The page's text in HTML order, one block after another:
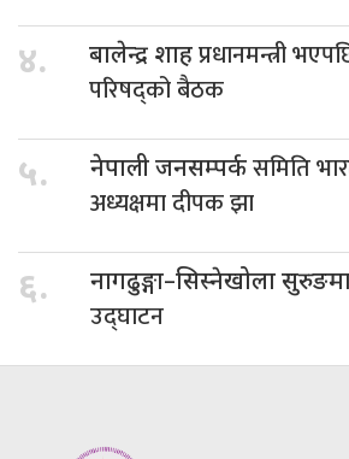
४. बालेन्द्र शाहप्रधानमन्त्री
परिषद्को बैठक
५. नेपाली जनसम्पर्कसमिति
अध्यक्षमा दीपक झा
६. नागढुङ्गा–सिस्नेखोला
उद्घाटन